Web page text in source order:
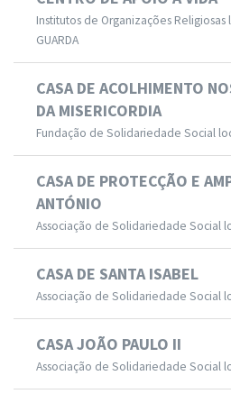
Institutos de Organizações
GUARDA
CASA DE ACOLHIMENTO
DA MISERICORDIA
Fundação de Solidariedade Social
CASA DE PROTECÇÃO E
ANTÓNIO
Associação de Solidariedade Social
CASA DE SANTA ISABEL
Associação de Solidariedade Social
CASA JOÃO PAULO II
Associação de Solidariedade Social